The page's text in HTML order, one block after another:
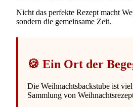
Nicht das perfekte Rezept macht
sondern die gemeinsame Zeit.
🍪 Ein Ort der
Die Weihnachtsbackstube ist
Sammlung von